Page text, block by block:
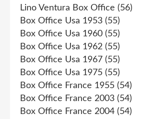
Lino Ventura Box Office (56)
Box Office Usa 1953 (55)
Box Office Usa 1960 (55)
Box Office Usa 1962 (55)
Box Office Usa 1967 (55)
Box Office Usa 1975 (55)
Box Office France 1955 (54)
Box Office France 2003 (54)
Box Office France 2004 (54)